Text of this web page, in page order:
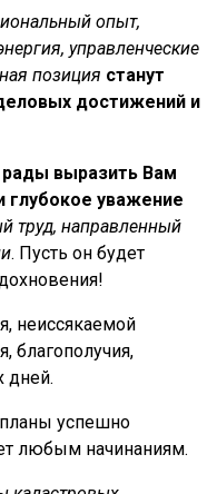
опыт,
управленческие
позиция станут
достижений и
выразить Вам
глубокое уважение
труд, направленный
. Пусть он будет
неиссякаемой
благополучия,
дней.
успешно
любым начинаниям.